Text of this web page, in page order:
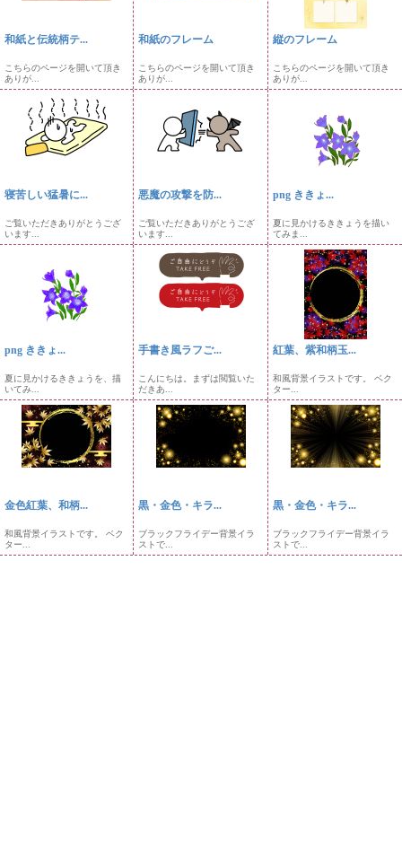
和紙と伝統柄テ...
こちらのページを開いて頂き
ありが...
和紙のフレーム
こちらのページを開いて頂き
ありが...
縦のフレーム
こちらのページを開いて頂き
ありが...
寝苦しい猛暑に...
ご覧いただきありがとうござ
います...
悪魔の攻撃を防...
ご覧いただきありがとうござ
います...
png ききょ...
夏に見かけるききょうを描い
てみま...
png ききょ...
夏に見かけるききょうを、描
いてみ...
手書き風ラフご...
こんにちは。まずは閲覧いた
だきあ...
紅葉、紫和柄玉...
和風背景イラストです。 ベク
ター...
金色紅葉、和柄...
和風背景イラストです。 ベク
ター...
黒・金色・キラ...
ブラックフライデー背景イラ
ストで...
黒・金色・キラ...
ブラックフライデー背景イラ
ストで...